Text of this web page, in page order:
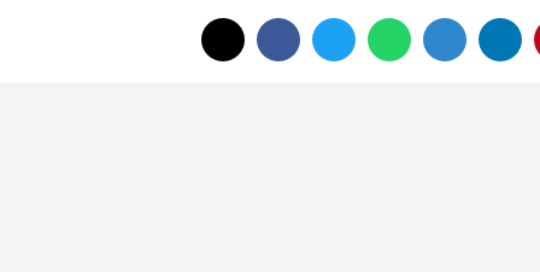
Afyonkarahisar'ın tanınan ismi
Ahmet Dikyamaç hayatını kaybetti